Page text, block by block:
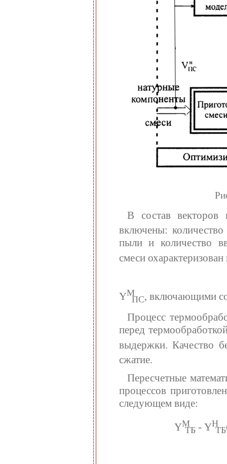
В состав векторов
включены:
пыли и количество
смеси
YМ
ПС, включающими
Процесс
перед
выдержки. Качество
сжатие.
Пересчетные
процессов
следующем виде:
YМ
ТБ - YН
ТБ